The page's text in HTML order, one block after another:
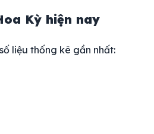
Kỳ hiện nay
liệu thống kê gần nhất: